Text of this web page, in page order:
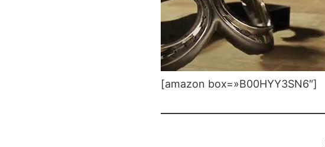
[amazon box=»B00HYY3SN6″]